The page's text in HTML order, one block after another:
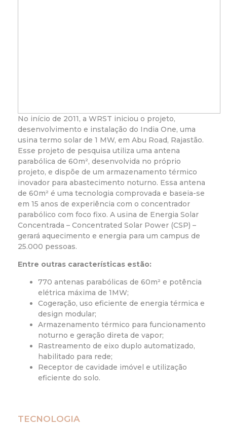
No início de 2011, a WRST iniciou o projeto,
desenvolvimento e instalação do India One, uma
usina termo solar de 1 MW, em Abu Road, Rajastão.
Esse projeto de pesquisa utiliza uma antena
parabólica de 60m², desenvolvida no próprio
projeto, e dispõe de um armazenamento térmico
inovador para abastecimento noturno. Essa antena
de 60m² é uma tecnologia comprovada e baseia-se
em 15 anos de experiência com o concentrador
parabólico com foco fixo. A usina de Energia Solar
Concentrada – Concentrated Solar Power (CSP) –
gerará aquecimento e energia para um campus de
25.000 pessoas.
Entre outras características estão:
770 antenas parabólicas de 60m² e potência
elétrica máxima de 1MW;
Cogeração, uso eficiente de energia térmica e
design modular;
Armazenamento térmico para funcionamento
noturno e geração direta de vapor;
Rastreamento de eixo duplo automatizado,
habilitado para rede;
Receptor de cavidade imóvel e utilização
eficiente do solo.
TECNOLOGIA